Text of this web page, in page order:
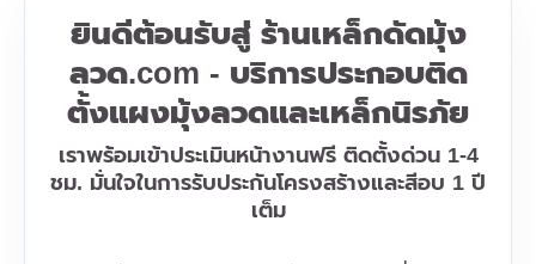
ยินดีต้อนรับสู่ ร้านเหล็กดัดมุ้ง
ลวด.com - บริการประกอบติด
ตั้งแผงมุ้งลวดและเหล็กนิรภัย
เราพร้อมเข้าประเมินหน้างานฟรี ติดตั้งด่วน 1-4
ชม. มั่นใจในการรับประกันโครงสร้างและสีอบ 1 ปี
เต็ม